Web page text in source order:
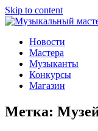
Skip to content
Музыкальный мастер
О мастерах
Новости
Мастера
Музыканты
Конкурсы
Магазин
Метка: